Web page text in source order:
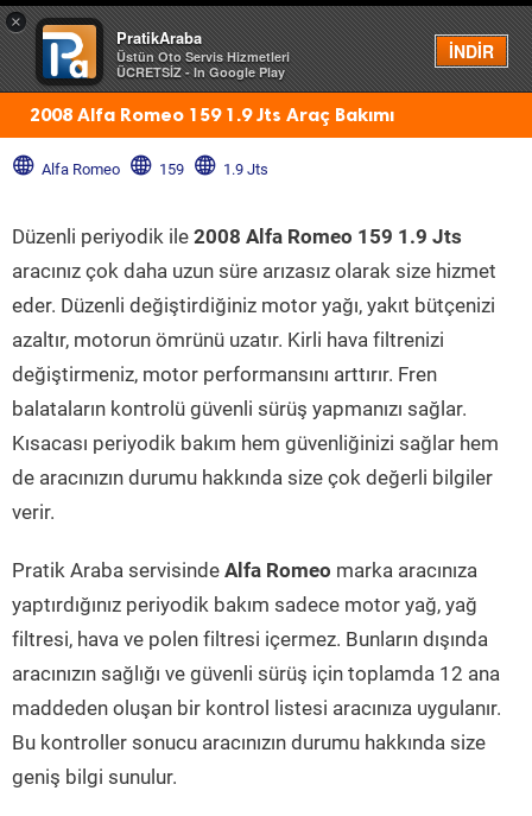
×
PratikAraba
Üstün Oto Servis Hizmetleri
ÜCRETSİZ - In Google Play
İNDİR
Menü
2008 Alfa Romeo 159 1.9 Jts Araç Bakımı
Alfa Romeo 159 1.9 Jts
Düzenli periyodik ile 2008 Alfa Romeo 159 1.9 Jts
aracınız çok daha uzun süre arızasız olarak size hizmet
eder. Düzenli değiştirdiğiniz motor yağı, yakıt bütçenizi
azaltır, motorun ömrünü uzatır. Kirli hava filtrenizi
değiştirmeniz, motor performansını arttırır. Fren
balataların kontrolü güvenli sürüş yapmanızı sağlar.
Kısacası periyodik bakım hem güvenliğinizi sağlar hem
de aracınızın durumu hakkında size çok değerli bilgiler
verir.
Pratik Araba servisinde Alfa Romeo marka aracınıza
yaptırdığınız periyodik bakım sadece motor yağ, yağ
filtresi, hava ve polen filtresi içermez. Bunların dışında
aracınızın sağlığı ve güvenli sürüş için toplamda 12 ana
maddeden oluşan bir kontrol listesi aracınıza uygulanır.
Bu kontroller sonucu aracınızın durumu hakkında size
geniş bilgi sunulur.